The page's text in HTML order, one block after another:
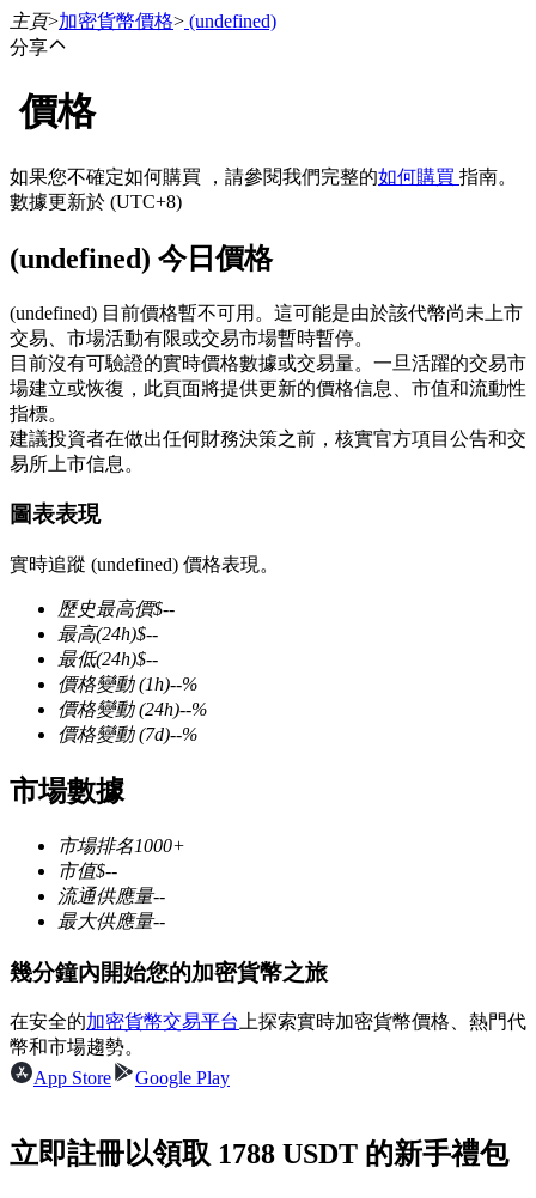
合約
USDT永續
多種以USDT結算的永續合約
幣本位永續
以數字貨幣為保證金的永續合約
TradFi
美股、外匯、貴金屬及大宗商品衍生性商品
多種以USDC結算的永續合約
主頁>加密貨幣價格> (undefined)
分享
價格
如果您不確定如何購買 ，請參閱我們完整的如何購買 指南。
數據更新於 (UTC+8)
(undefined) 今日價格
(undefined) 目前價格暫不可用。這可能是由於該代幣尚未上市
交易、市場活動有限或交易市場暫時暫停。
目前沒有可驗證的實時價格數據或交易量。一旦活躍的交易市
場建立或恢復，此頁面將提供更新的價格信息、市值和流動性
指標。
建議投資者在做出任何財務決策之前，核實官方項目公告和交
易所上市信息。
圖表表現
實時追蹤 (undefined) 價格表現。
歷史最高價$--
最高(24h)$--
最低(24h)$--
價格變動(1h)--%
價格變動(24h)--%
價格變動(7d)--%
市場數據
市場排名1000+
市值$--
流通供應量--
最大供應量--
幾分鐘內開始您的加密貨幣之旅
在安全的加密貨幣交易平台 上探索實時加密貨幣價格、熱門代
幣和市場趨勢。
App Store
Google Play
立即註冊以領取 1788 USDT 的新手禮包